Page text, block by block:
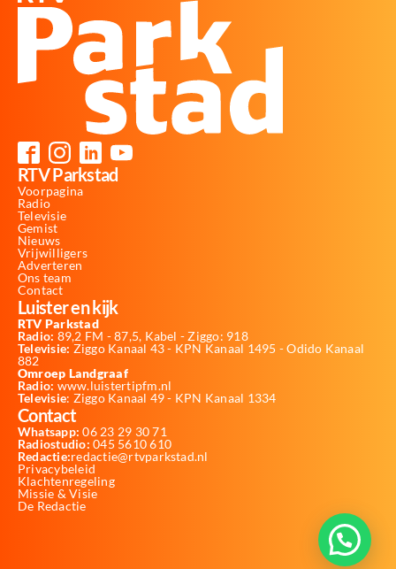
RTV Parkstad
Voorpagina
Radio
Televisie
Gemist
Nieuws
Vrijwilligers
Adverteren
Ons team
Contact
Luister en kijk
RTV Parkstad
Radio: 89,2 FM - 87,5, Kabel - Ziggo: 918
Televisie: Ziggo Kanaal 43 - KPN Kanaal 1495 - Odido Kanaal
882
Omroep Landgraaf
Radio: www.luistertipfm.nl
Televisie: Ziggo Kanaal 49 - KPN Kanaal 1334
Contact
Whatsapp: 06 23 29 30 71
Radiostudio: 045 5610 610
Redactie:redactie@rtvparkstad.nl
Privacybeleid
Klachtenregeling
Missie & Visie
De Redactie